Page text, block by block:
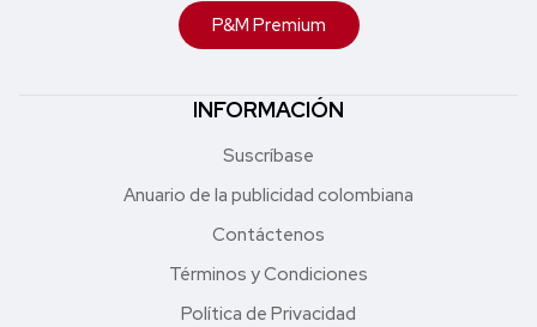
P&M Premium
INFORMACIÓN
Suscríbase
Anuario de la publicidad colombiana
Contáctenos
Términos y Condiciones
Política de Privacidad